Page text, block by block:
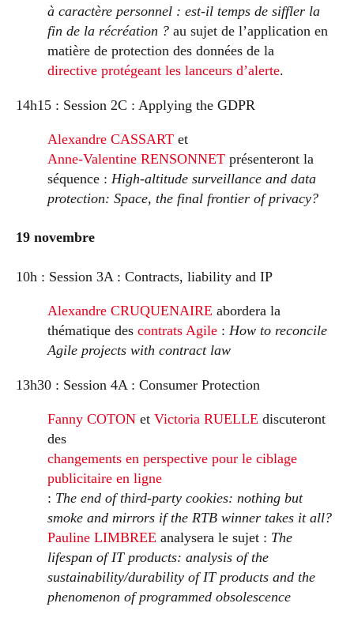
à caractère personnel : est-il temps de siffler la
fin de la récréation ? au sujet de l’application en
matière de protection des données de la
directive protégeant les lanceurs d’alerte.
14h15 : Session 2C : Applying the GDPR
Alexandre CASSART et
Anne-Valentine RENSONNET présenteront la
séquence : High-altitude surveillance and data
protection: Space, the final frontier of privacy?
19 novembre
10h : Session 3A : Contracts, liability and IP
Alexandre CRUQUENAIRE abordera la
thématique des contrats Agile : How to reconcile
Agile projects with contract law
13h30 : Session 4A : Consumer Protection
Fanny COTON et Victoria RUELLE discuteront
des
changements en perspective pour le ciblage
publicitaire en ligne
: The end of third-party cookies: nothing but
smoke and mirrors if the RTB winner takes it all?
Pauline LIMBREE analysera le sujet : The
lifespan of IT products: analysis of the
sustainability/durability of IT products and the
phenomenon of programmed obsolescence